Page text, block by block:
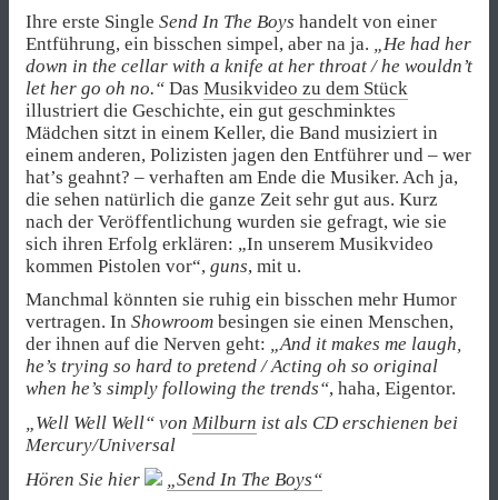
Ihre erste Single Send In The Boys handelt von einer
Entführung, ein bisschen simpel, aber na ja. „He had her
down in the cellar with a knife at her throat / he wouldn’t
let her go oh no.“ Das Musikvideo zu dem Stück
illustriert die Geschichte, ein gut geschminktes
Mädchen sitzt in einem Keller, die Band musiziert in
einem anderen, Polizisten jagen den Entführer und – wer
hat’s geahnt? – verhaften am Ende die Musiker. Ach ja,
die sehen natürlich die ganze Zeit sehr gut aus. Kurz
nach der Veröffentlichung wurden sie gefragt, wie sie
sich ihren Erfolg erklären: „In unserem Musikvideo
kommen Pistolen vor“, guns, mit u.
Manchmal könnten sie ruhig ein bisschen mehr Humor
vertragen. In Showroom besingen sie einen Menschen,
der ihnen auf die Nerven geht: „And it makes me laugh,
he’s trying so hard to pretend / Acting oh so original
when he’s simply following the trends“, haha, Eigentor.
„Well Well Well“ von Milburn ist als CD erschienen bei
Mercury/Universal
Hören Sie hier
„Send In The Boys“